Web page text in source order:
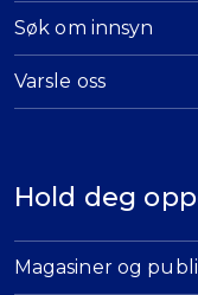
Søk om innsyn
Varsle oss
Hold deg
Magasiner og